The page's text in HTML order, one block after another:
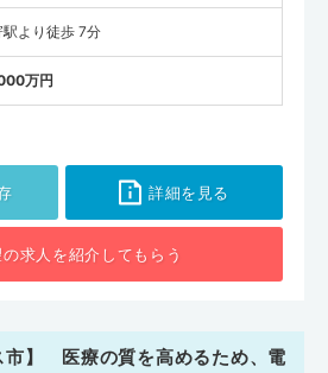
駅より徒歩 7分
万円
詳細を見る
求人を紹介してもらう
市】 医療の質を高めるため、電